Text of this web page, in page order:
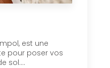
est une
pour poser vos
sol....